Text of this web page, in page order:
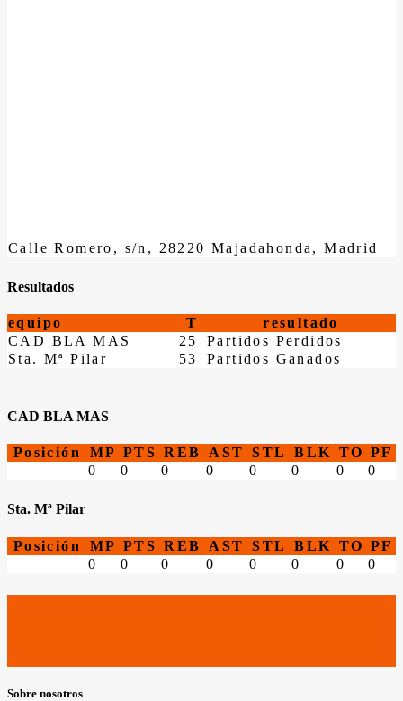
Calle Romero, s/n, 28220 Majadahonda, Madrid
Resultados
equipo T
resultado
CAD BLA MAS
25
Partidos Perdidos
Sta. Mª Pilar
53 Partidos Ganados
CAD BLA MAS
Posición MP PTS REB AST STL BLK TO PF
0
0 0 0 0 0 0 0
Sta. Mª Pilar
Posición MP PTS REB AST STL BLK TO PF
0
0 0 0 0 0 0 0
Sobre nosotros